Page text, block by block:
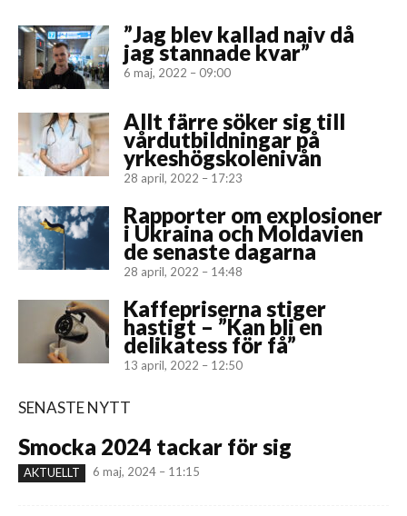
”Jag blev kallad naiv då
jag stannade kvar”
6 maj, 2022 – 09:00
Allt färre söker sig till
vårdutbildningar på
yrkeshögskolenivån
28 april, 2022 – 17:23
Rapporter om explosioner
i Ukraina och Moldavien
de senaste dagarna
28 april, 2022 – 14:48
Kaffepriserna stiger
hastigt – ”Kan bli en
delikatess för få”
13 april, 2022 – 12:50
SENASTE NYTT
Smocka 2024 tackar för sig
AKTUELLT 6 maj, 2024 – 11:15